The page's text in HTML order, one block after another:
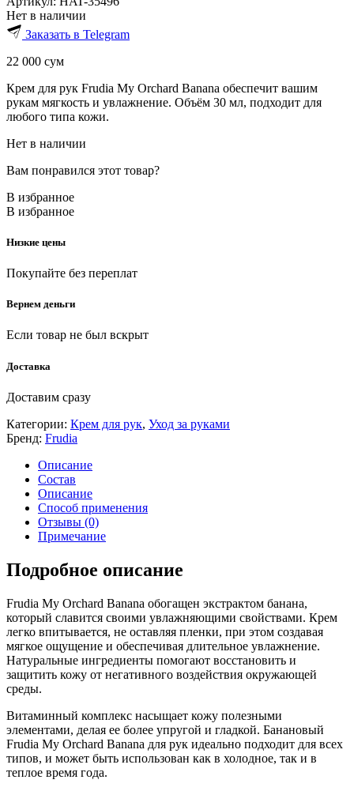
Нет в наличии
Заказать в Telegram
22 000 сум
Крем для рук Frudia My Orchard Banana обеспечит вашим
рукам мягкость и увлажнение. Объём 30 мл, подходит для
любого типа кожи.
Нет в наличии
Вам понравился этот товар?
В избранное
В избранное
Низкие цены
Покупайте без переплат
Вернем деньги
Если товар не был вскрыт
Доставка
Доставим сразу
Категории: Крем для рук, Уход за руками
Бренд: Frudia
Описание
Состав
Описание
Способ применения
Отзывы (0)
Примечание
Подробное описание
Frudia My Orchard Banana обогащен экстрактом банана,
который славится своими увлажняющими свойствами. Крем
легко впитывается, не оставляя пленки, при этом создавая
мягкое ощущение и обеспечивая длительное увлажнение.
Натуральные ингредиенты помогают восстановить и
защитить кожу от негативного воздействия окружающей
среды.
Витаминный комплекс насыщает кожу полезными
элементами, делая ее более упругой и гладкой. Банановый
Frudia My Orchard Banana для рук идеально подходит для всех
типов, и может быть использован как в холодное, так и в
теплое время года.